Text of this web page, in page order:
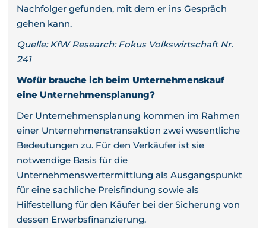
Nachfolger gefunden, mit dem er ins Gespräch
gehen kann.
Quelle: KfW Research: Fokus Volkswirtschaft Nr.
241
Wofür brauche ich beim Unternehmenskauf
eine Unternehmensplanung?
Der Unternehmensplanung kommen im Rahmen
einer Unternehmenstransaktion zwei wesentliche
Bedeutungen zu. Für den Verkäufer ist sie
notwendige Basis für die
Unternehmenswertermittlung als Ausgangspunkt
für eine sachliche Preisfindung sowie als
Hilfestellung für den Käufer bei der Sicherung von
dessen Erwerbsfinanzierung.